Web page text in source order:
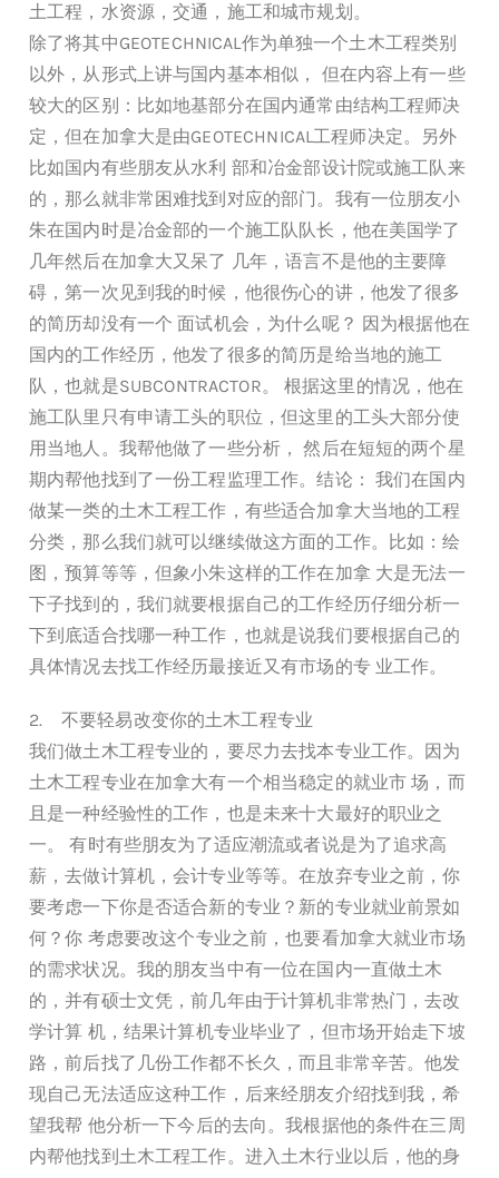
土工程，水资源，交通，施工和城市规划。
除了将其中GEOTECHNICAL作为单独一个土木工程类别
以外，从形式上讲与国内基本相似， 但在内容上有一些
较大的区别：比如地基部分在国内通常由结构工程师决
定，但在加拿大是由GEOTECHNICAL工程师决定。另外
比如国内有些朋友从水利 部和冶金部设计院或施工队来
的，那么就非常困难找到对应的部门。我有一位朋友小
朱在国内时是冶金部的一个施工队队长，他在美国学了
几年然后在加拿大又呆了 几年，语言不是他的主要障
碍，第一次见到我的时候，他很伤心的讲，他发了很多
的简历却没有一个 面试机会，为什么呢？ 因为根据他在
国内的工作经历，他发了很多的简历是给当地的施工
队，也就是SUBCONTRACTOR。 根据这里的情况，他在
施工队里只有申请工头的职位，但这里的工头大部分使
用当地人。我帮他做了一些分析， 然后在短短的两个星
期内帮他找到了一份工程监理工作。结论： 我们在国内
做某一类的土木工程工作，有些适合加拿大当地的工程
分类，那么我们就可以继续做这方面的工作。比如：绘
图，预算等等，但象小朱这样的工作在加拿 大是无法一
下子找到的，我们就要根据自己的工作经历仔细分析一
下到底适合找哪一种工作，也就是说我们要根据自己的
具体情况去找工作经历最接近又有市场的专 业工作。
2. 不要轻易改变你的土木工程专业
我们做土木工程专业的，要尽力去找本专业工作。因为
土木工程专业在加拿大有一个相当稳定的就业市 场，而
且是一种经验性的工作，也是未来十大最好的职业之
一。 有时有些朋友为了适应潮流或者说是为了追求高
薪，去做计算机，会计专业等等。在放弃专业之前，你
要考虑一下你是否适合新的专业？新的专业就业前景如
何？你 考虑要改这个专业之前，也要看加拿大就业市场
的需求状况。我的朋友当中有一位在国内一直做土木
的，并有硕士文凭，前几年由于计算机非常热门，去改
学计算 机，结果计算机专业毕业了，但市场开始走下坡
路，前后找了几份工作都不长久，而且非常辛苦。他发
现自己无法适应这种工作，后来经朋友介绍找到我，希
望我帮 他分析一下今后的去向。我根据他的条件在三周
内帮他找到土木工程工作。进入土木行业以后，他的身